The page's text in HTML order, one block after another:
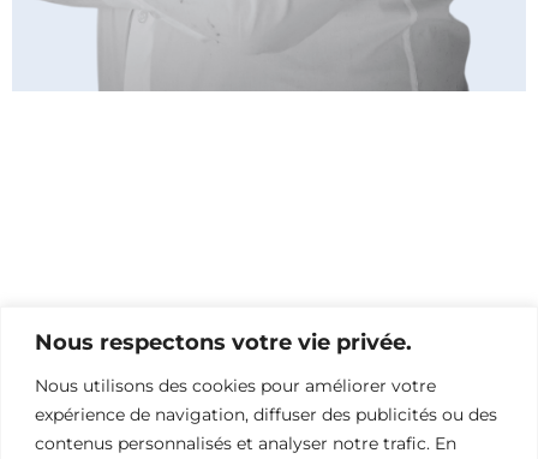
Nous respectons votre vie privée.
Nous utilisons des cookies pour améliorer votre
expérience de navigation, diffuser des publicités ou des
contenus personnalisés et analyser notre trafic. En